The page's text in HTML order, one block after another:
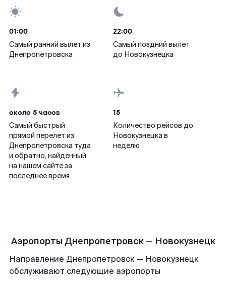
01:00
Самый ранний вылет из
Днепропетровска
22:00
Самый поздний вылет
до Новокузнецка
около 5 часов
Самый быстрый
прямой перелет из
Днепропетровска туда
и обратно, найденный
на нашем сайте за
последнее время
15
Количество рейсов до
Новокузнецка в
неделю
Аэропорты Днепропетровск — Новокузнецк
Направление Днепропетровск — Новокузнецк
обслуживают следующие аэропорты